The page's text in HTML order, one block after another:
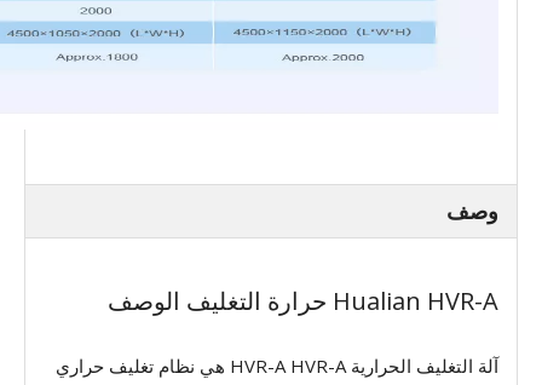
وصف
Hualian HVR-A حرارة التغليف الوصف
آلة التغليف الحرارية HVR-A HVR-A هي نظام تغليف حراري